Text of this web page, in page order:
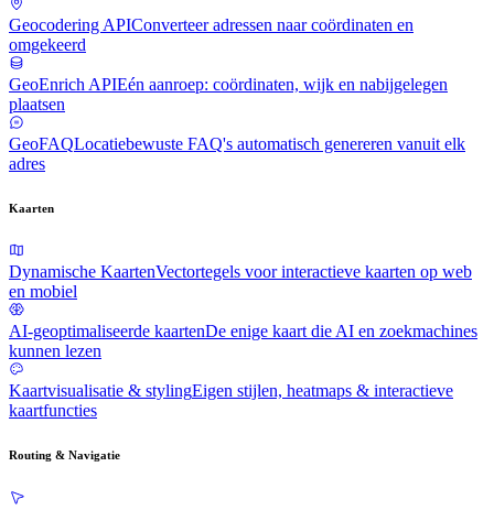
Geocodering APIConverteer adressen naar coördinaten en
omgekeerd
GeoEnrich APIEén aanroep: coördinaten, wijk en nabijgelegen
plaatsen
GeoFAQLocatiebewuste FAQ's automatisch genereren vanuit elk
adres
Kaarten
Dynamische KaartenVectortegels voor interactieve kaarten op web
en mobiel
AI-geoptimaliseerde kaartenDe enige kaart die AI en zoekmachines
kunnen lezen
Kaartvisualisatie & stylingEigen stijlen, heatmaps & interactieve
kaartfuncties
Routing & Navigatie